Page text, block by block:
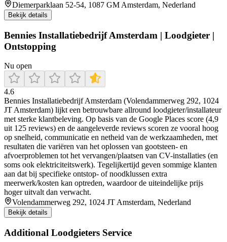
Diemerparklaan 52-54, 1087 GM Amsterdam, Nederland
Bekijk details
Bennies Installatiebedrijf Amsterdam | Loodgieter |
Ontstopping
Nu open
4.6
Bennies Installatiebedrijf Amsterdam (Volendammerweg 292, 1024
JT Amsterdam) lijkt een betrouwbare allround loodgieter/installateur
met sterke klantbeleving. Op basis van de Google Places score (4,9
uit 125 reviews) en de aangeleverde reviews scoren ze vooral hoog
op snelheid, communicatie en netheid van de werkzaamheden, met
resultaten die variëren van het oplossen van gootsteen- en
afvoerproblemen tot het vervangen/plaatsen van CV-installaties (en
soms ook elektriciteitswerk). Tegelijkertijd geven sommige klanten
aan dat bij specifieke ontstop- of noodklussen extra
meerwerk/kosten kan optreden, waardoor de uiteindelijke prijs
hoger uitvalt dan verwacht.
Volendammerweg 292, 1024 JT Amsterdam, Nederland
Bekijk details
Additional Loodgieters Service